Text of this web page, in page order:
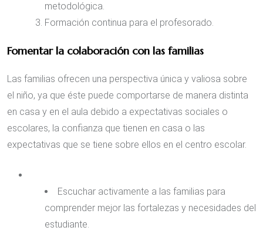
metodológica.
Formación continua para el profesorado.
Fomentar la colaboración con las familias
Las familias ofrecen una perspectiva única y valiosa sobre
el niño, ya que éste puede comportarse de manera distinta
en casa y en el aula debido a expectativas sociales o
escolares, la confianza que tienen en casa o las
expectativas que se tiene sobre ellos en el centro escolar.
Escuchar activamente a las familias para
comprender mejor las fortalezas y necesidades del
estudiante.